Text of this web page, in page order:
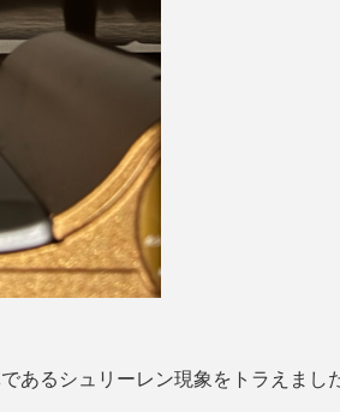
あるシュリーレン現象をトラえまし